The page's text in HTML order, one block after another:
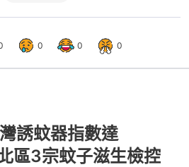
0 0 0
誘蚊器指數達
區3宗蚊子滋生檢控